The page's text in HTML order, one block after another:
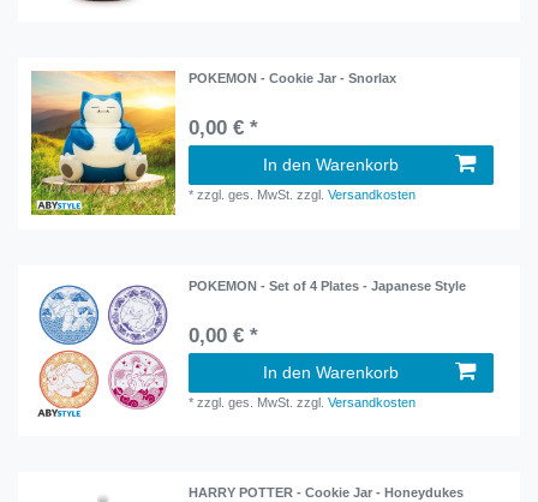
POKEMON - Cookie Jar - Snorlax
0,00 € *
In den Warenkorb
*zzgl. ges. MwSt. zzgl.Versandkosten
POKEMON - Set of 4 Plates - Japanese Style
0,00 € *
In den Warenkorb
*zzgl. ges. MwSt. zzgl.Versandkosten
HARRY POTTER - Cookie Jar - Honeydukes